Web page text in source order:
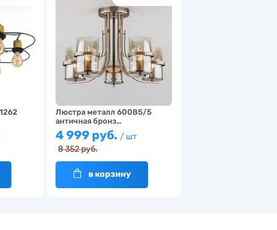
Люстра металл 60085/5
античная бронз…
4 999 руб. / шт
8 352 руб.
в корзину